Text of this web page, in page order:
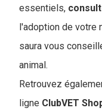
essentiels,
l'adoption de votre
saura vous
animal.
Retrouvez
ligne ClubVET